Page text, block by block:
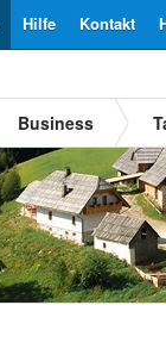
Kontakt
Hilfe
Business